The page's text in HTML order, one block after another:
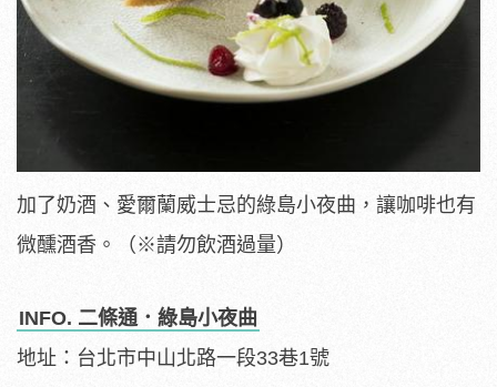
加了奶酒、愛爾蘭威士忌的綠島小夜曲，讓咖啡也有
微醺酒香。（※請勿飲酒過量）
INFO. 二條通．綠島小夜曲
地址：台北市中山北路一段33巷1號